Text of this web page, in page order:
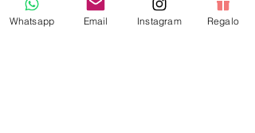
Whatsapp Email Instagram Regalo